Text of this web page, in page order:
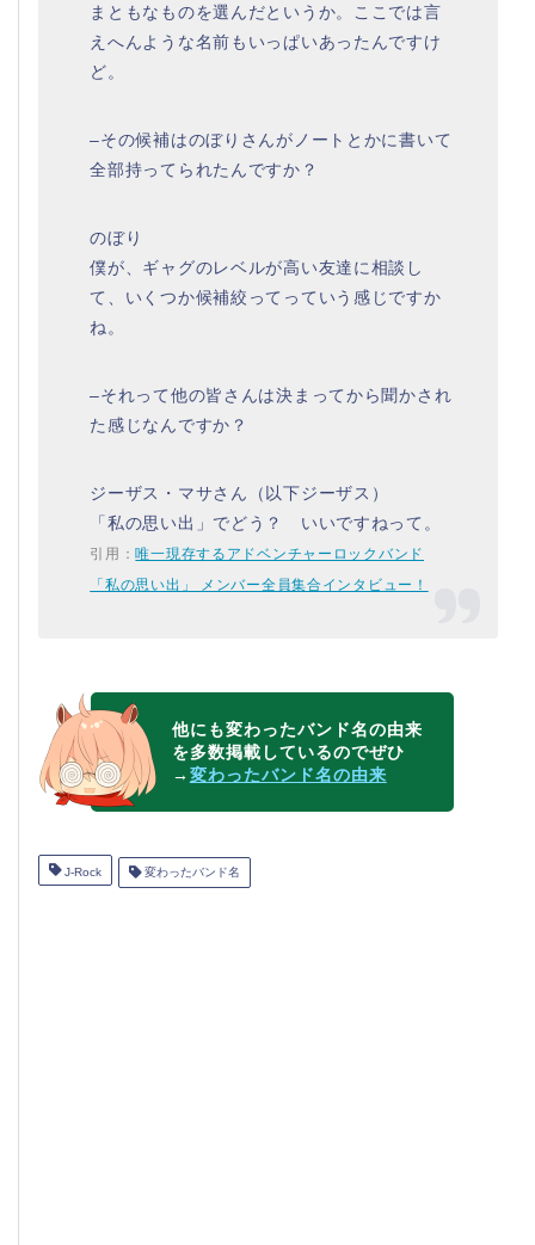
まともなものを選んだというか。ここでは言
えへんような名前もいっぱいあったんですけ
ど。
–その候補はのぼりさんがノートとかに書いて
全部持ってられたんですか？
のぼり
僕が、ギャグのレベルが高い友達に相談し
て、いくつか候補絞ってっていう感じですか
ね。
–それって他の皆さんは決まってから聞かされ
た感じなんですか？
ジーザス・マサさん（以下ジーザス）
「私の思い出」でどう？ いいですねって。
引用： 唯一現存するアドベンチャーロックバンド
「私の思い出」 メンバー全員集合インタビュー！
他にも変わったバンド名の由来
を多数掲載しているのでぜひ
→ 変わったバンド名の由来
J-Rock 変わったバンド名